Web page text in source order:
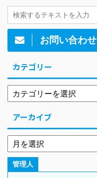
お問い合わせ
カテゴリー
アーカイブ
管理人